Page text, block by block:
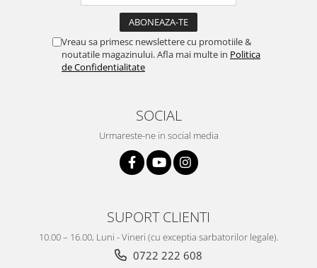
Vreau sa primesc newslettere cu promotiile &
noutatile magazinului. Afla mai multe in Politica
de Confidentialitate
SOCIAL
Urmareste-ne in social media
SUPORT CLIENTI
10.00 – 16.00, Luni - Vineri (cu exceptia sarbatorilor legale).
0722 222 608